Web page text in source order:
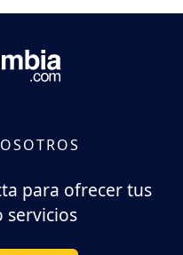
para ofrecer tus
servicios